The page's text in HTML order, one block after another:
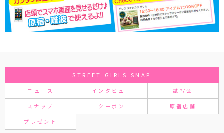
STREET GIRLS SNAP
ニュース インタビュー 試写会
スナップ クーポン 原宿店舗
プレゼント